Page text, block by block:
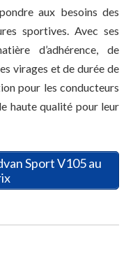
aux besoins des
sportives. Avec ses
d’adhérence, de
virages et de durée de
pour les conducteurs
haute qualité pour leur
Sport V105 au